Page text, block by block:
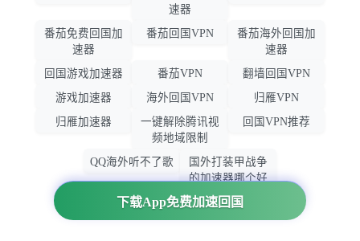
下载App免费加速回国
速器
番茄免费回国加
速器
番茄回国VPN
番茄海外回国加
速器
回国游戏加速器
番茄VPN
翻墙回国VPN
游戏加速器
海外回国VPN
归雁VPN
归雁加速器
一键解除腾讯视
频地域限制
回国VPN推荐
QQ海外听不了歌
国外打装甲战争
的加速器哪个好
用